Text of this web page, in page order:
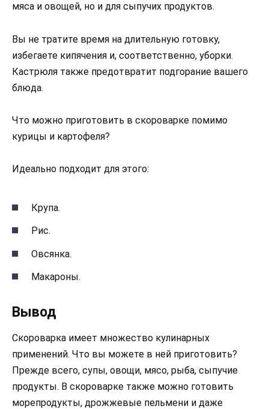
мяса и овощей, но и для сыпучих продуктов.
Вы не тратите время на длительную готовку,
избегаете кипячения и, соответственно, уборки.
Кастрюля также предотвратит подгорание вашего
блюда.
Что можно приготовить в скороварке помимо
курицы и картофеля?
Идеально подходит для этого:
Крупа.
Рис.
Овсянка.
Макароны.
Вывод
Скороварка имеет множество кулинарных
применений. Что вы можете в ней приготовить?
Прежде всего, супы, овощи, мясо, рыба, сыпучие
продукты. В скороварке также можно готовить
морепродукты, дрожжевые пельмени и даже